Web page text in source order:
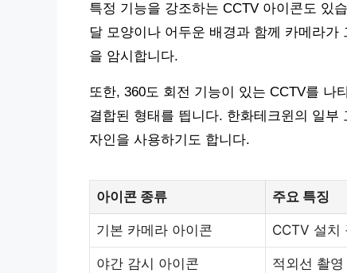
특정 기능을 강조하는 CCTV 아이콘도 있
달 모양이나 어두운 배경과 함께 카메라
을 암시합니다.
또한, 360도 회전 기능이 있는 CCTV를 나
결합된 형태를 띕니다. 한화테크윈의 일부
자인을 사용하기도 합니다.
아이콘 종류 주요 특징
기본 카메라 아이콘 CCTV 설치
야간 감시 아이콘 적외선 촬